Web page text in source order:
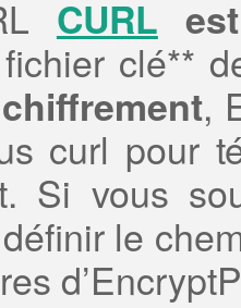
CURL
clé**
,
curl pour
Si vous
le